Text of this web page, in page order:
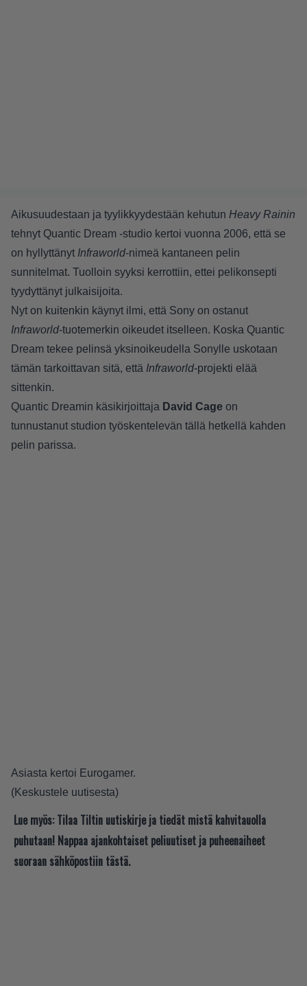
Aikusuudestaan ja tyylikkyydestään kehutun Heavy Rainin
tehnyt Quantic Dream -studio kertoi vuonna 2006, että se
on hyllyttänyt Infraworld-nimeä kantaneen pelin
sunnitelmat. Tuolloin syyksi kerrottiin, ettei pelikonsepti
tyydyttänyt julkaisijoita.
Nyt on kuitenkin käynyt ilmi, että Sony on ostanut
Infraworld-tuotemerkin oikeudet itselleen. Koska Quantic
Dream tekee pelinsä yksinoikeudella Sonylle uskotaan
tämän tarkoittavan sitä, että Infraworld-projekti elää
sittenkin.
Quantic Dreamin käsikirjoittaja David Cage on
tunnustanut studion työskentelevän tällä hetkellä kahden
pelin parissa.
Asiasta kertoi Eurogamer.
(Keskustele uutisesta)
Lue myös: Tilaa Tiltin uutiskirje ja tiedät mistä kahvitauolla
puhutaan! Nappaa ajankohtaiset peliuutiset ja puheenaiheet
suoraan sähköpostiin tästä.